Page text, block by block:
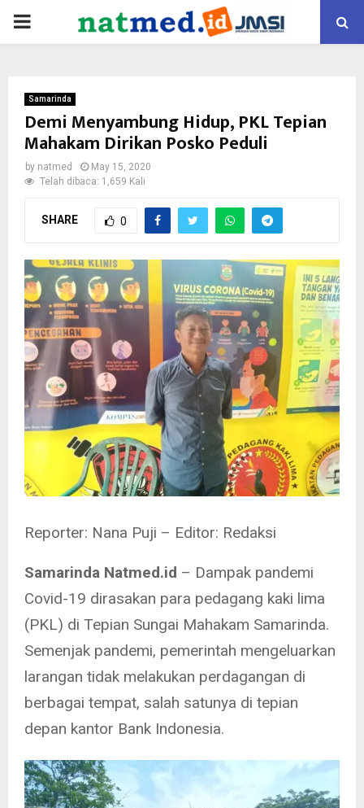
PRIMARY
Samarinda
Demi Menyambung Hidup, PKL Tepian
Mahakam Dirikan Posko Peduli
by natmed
May 15, 2020
Telah dibaca: 1,659 Kali
SHARE 0
Reporter: Nana Puji – Editor: Redaksi
Samarinda Natmed.id – Dampak pandemi
Covid-19 dirasakan para pedagang kaki lima
(PKL) di Tepian Sungai Mahakam Samarinda.
Semenjak pandemi, pemerintah mengeluarkan
larangan tidak melakukan perdagangan di
berbagai tempat, salah satunya di tepian
depan kantor Bank Indonesia.